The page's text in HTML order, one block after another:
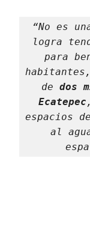
“No es
logra
para
de dos
Ecatepec
espacios
al